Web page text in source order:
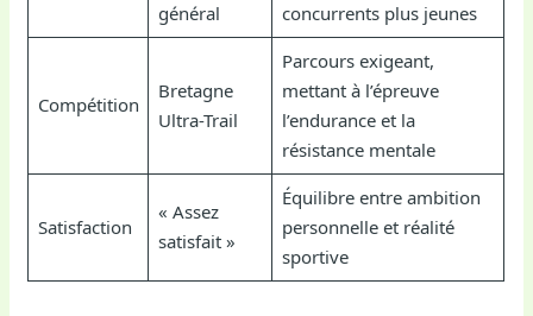
général
concurrents plus jeunes
Compétition
Bretagne
Ultra-Trail
Parcours exigeant,
mettant à l’épreuve
l’endurance et la
résistance mentale
Satisfaction
« Assez
satisfait »
Équilibre entre ambition
personnelle et réalité
sportive